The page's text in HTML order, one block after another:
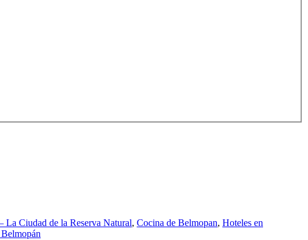
La Ciudad de la Reserva Natural, Cocina de Belmopan, Hoteles en